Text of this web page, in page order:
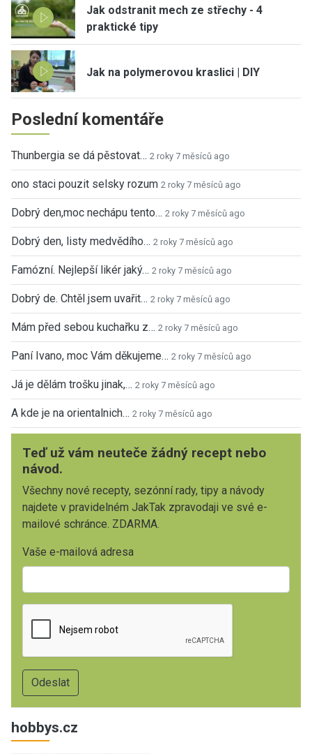
Jak odstranit mech ze střechy - 4
praktické tipy
Jak na polymerovou kraslici | DIY
Poslední komentáře
Thunbergia se dá pěstovat… 2 roky 7 měsíců ago
ono staci pouzit selsky rozum 2 roky 7 měsíců ago
Dobrý den,moc nechápu tento… 2 roky 7 měsíců ago
Dobrý den, listy medvědího… 2 roky 7 měsíců ago
Famózní. Nejlepší likér jaký… 2 roky 7 měsíců ago
Dobrý de. Chtěl jsem uvařit… 2 roky 7 měsíců ago
Mám před sebou kuchařku z… 2 roky 7 měsíců ago
Paní Ivano, moc Vám děkujeme… 2 roky 7 měsíců ago
Já je dělám trošku jinak,… 2 roky 7 měsíců ago
A kde je na orientalnich… 2 roky 7 měsíců ago
Teď už vám neuteče žádný recept nebo
návod.
Všechny nové recepty, sezónní rady, tipy a návody
najdete v pravidelném JakTak zpravodaji ve své e-
mailové schránce. ZDARMA.
Vaše e-mailová adresa
hobbys.cz